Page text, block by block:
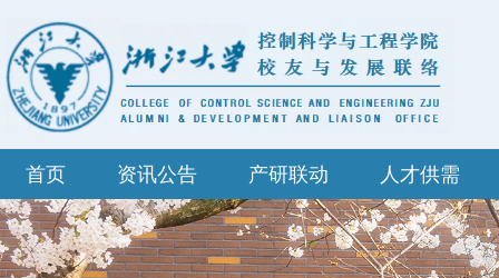
首页 资讯公告 产研联动 人才供需